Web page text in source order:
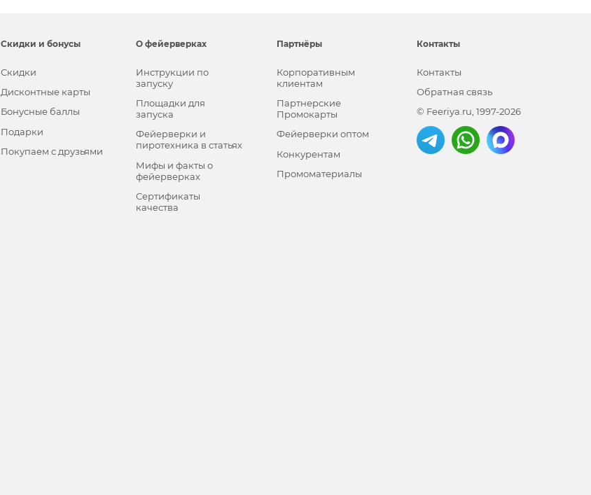
Скидки и бонусы
Скидки
Дисконтные карты
Бонусные баллы
Подарки
Покупаем с друзьями
О фейерверках
Инструкции по
запуску
Площадки для
запуска
Фейерверки и
пиротехника в статьях
Мифы и факты о
фейерверках
Сертификаты
качества
Партнёры
Корпоративным
клиентам
Партнерские
Промокарты
Фейерверки оптом
Конкурентам
Промоматериалы
Контакты
Контакты
Обратная связь
© Feeriya.ru, 1997-2026